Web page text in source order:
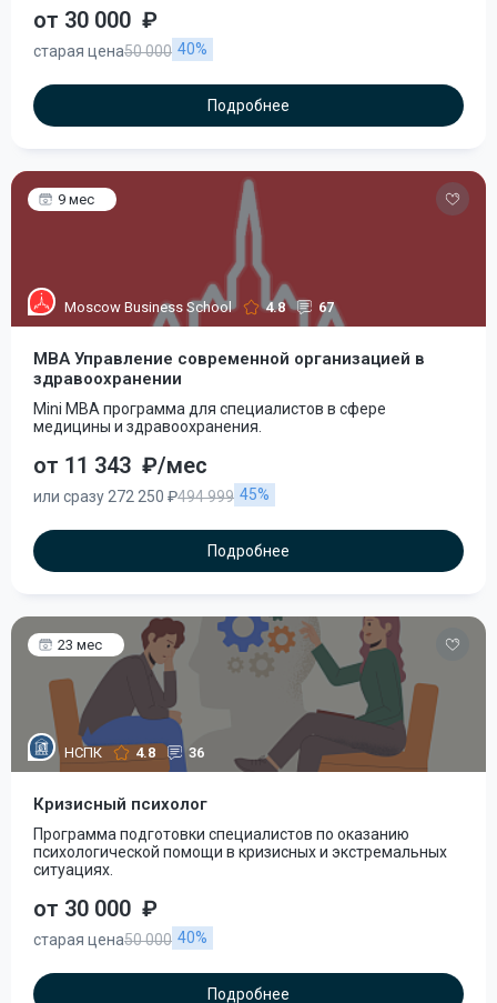
от 30 000 ₽
старая цена50 000 40%
Подробнее
9 мес
Moscow Business School 4.8 67
MBA Управление современной организацией в
здравоохранении
Mini MBA программа для специалистов в сфере
медицины и здравоохранения.
от 11 343 ₽/мес
или сразу 272 250 ₽494 999 45%
Подробнее
23 мес
НСПК 4.8 36
Кризисный психолог
Программа подготовки специалистов по оказанию
психологической помощи в кризисных и экстремальных
ситуациях.
от 30 000 ₽
старая цена50 000 40%
Подробнее